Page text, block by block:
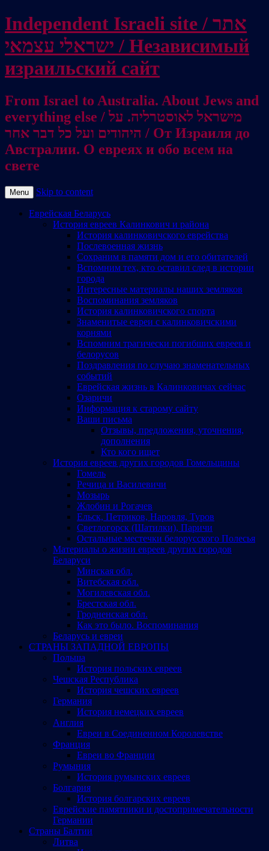
Independent Israeli site / אתר
ישראלי עצמאי / Независимый
израильский сайт
From Israel to Australia. About Jews and
everything else / מישראל לאוסטרליה. על
היהודים ועל כל דבר אחר / От Израиля до
Австралии. О евреях и обо всем на
свете
Menu Skip to content
Еврейская Беларусь
История евреев Калинкович и района
История калинковичского еврейства
Послевоенная жизнь
Сохраним в памяти дом и его обитателей
Вспомним тех, кто оставил след в истории
города
Интересные материалы наших земляков
Воспоминания земляков
История калинковичского спорта
Знаменитые евреи с калинковичскими
корнями
Вспомним трагически погибших евреев и
белорусов
Поздравления по случаю знаменательных
событий
Еврейская жизнь в Калинковичах сейчас
Озаричи
Информация к старому сайту
Ваши письма
Отзывы, предложения, уточнения,
дополнения
Кто кого ищет
История евреев других городов Гомельщины
Гомель
Речица и Василевичи
Мозырь
Жлобин и Рогачев
Ельск, Петриков, Наровля, Туров
Светлогорск (Шатилки), Паричи
Остальные местечки белорусского Полесья
Материалы о жизни евреев других городов
Беларуси
Минская обл.
Витебская обл.
Могилевская обл.
Брестская обл.
Гродненская обл.
Как это было. Воспоминания
Беларусь и евреи
СТРАНЫ ЗАПАДНОЙ ЕВРОПЫ
Польша
История польских евреев
Чешская Республика
История чешских евреев
Германия
История немецких евреев
Англия
Евреи в Соединенном Королевстве
Франция
Евреи во Франции
Румыния
История румынских евреев
Болгария
История болгарских евреев
Еврейские памятники и достопримечательности
Германии
Страны Балтии
Литва